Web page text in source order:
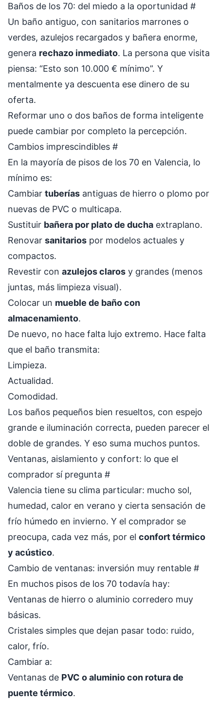
Baños de los 70: del miedo a la oportunidad #
Un baño antiguo, con sanitarios marrones o
verdes, azulejos recargados y bañera enorme,
genera rechazo inmediato. La persona que visita
piensa: “Esto son 10.000 € mínimo”. Y
mentalmente ya descuenta ese dinero de su
oferta.
Reformar uno o dos baños de forma inteligente
puede cambiar por completo la percepción.
Cambios imprescindibles #
En la mayoría de pisos de los 70 en Valencia, lo
mínimo es:
Cambiar tuberías antiguas de hierro o plomo por
nuevas de PVC o multicapa.
Sustituir bañera por plato de ducha extraplano.
Renovar sanitarios por modelos actuales y
compactos.
Revestir con azulejos claros y grandes (menos
juntas, más limpieza visual).
Colocar un mueble de baño con
almacenamiento.
De nuevo, no hace falta lujo extremo. Hace falta
que el baño transmita:
Limpieza.
Actualidad.
Comodidad.
Los baños pequeños bien resueltos, con espejo
grande e iluminación correcta, pueden parecer el
doble de grandes. Y eso suma muchos puntos.
Ventanas, aislamiento y confort: lo que el
comprador sí pregunta #
Valencia tiene su clima particular: mucho sol,
humedad, calor en verano y cierta sensación de
frío húmedo en invierno. Y el comprador se
preocupa, cada vez más, por el confort térmico
y acústico.
Cambio de ventanas: inversión muy rentable #
En muchos pisos de los 70 todavía hay:
Ventanas de hierro o aluminio corredero muy
básicas.
Cristales simples que dejan pasar todo: ruido,
calor, frío.
Cambiar a:
Ventanas de PVC o aluminio con rotura de
puente térmico.